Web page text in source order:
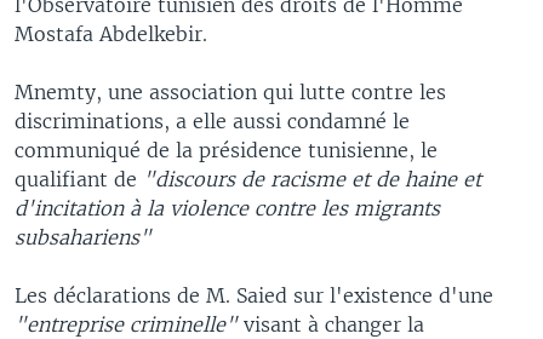
Mostafa Abdelkebir.
Mnemty, une association qui lutte contre les
discriminations, a elle aussi condamné le
communiqué de la présidence tunisienne, le
qualifiant de "discours de racisme et de haine et
d'incitation à la violence contre les migrants
subsahariens"
Les déclarations de M. Saied sur l'existence d'une
"entreprise criminelle" visant à changer la